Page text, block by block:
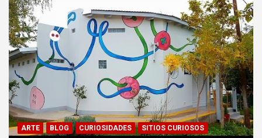
ARTE BLOG CURIOSIDADES SITIOS CURIOSOS